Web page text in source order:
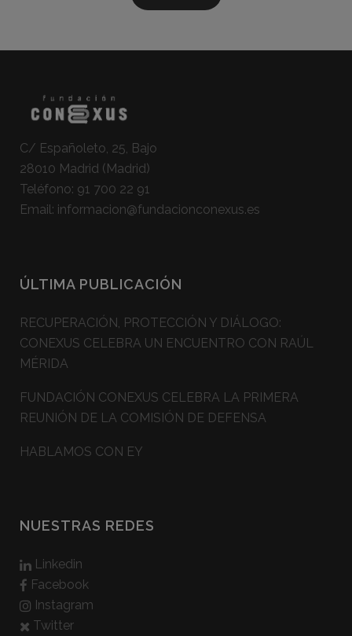
C/ Españoleto, 25, Bajo
28010 Madrid (Madrid)
Teléfono: 91 700 22 91
Email: informacion@fundacionconexus.es
ÚLTIMA PUBLICACIÓN
RECUPERACIÓN, PROTECCIÓN Y DIÁLOGO:
CONEXUS CELEBRA UN ENCUENTRO CON RAÚL
MÉRIDA
FUNDACIÓN CONEXUS CELEBRA LA PRIMERA
REUNIÓN DE LA COMISIÓN DE DEFENSA
HABLAMOS CON EY
NUESTRAS REDES
Linkedin
Facebook
Instagram
Twitter